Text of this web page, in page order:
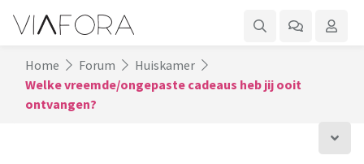
Home Forum
Huiskamer
Welke vreemde/ongepaste cadeaus heb jij ooit
ontvangen?